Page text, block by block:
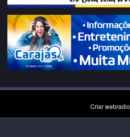
Criar webradio